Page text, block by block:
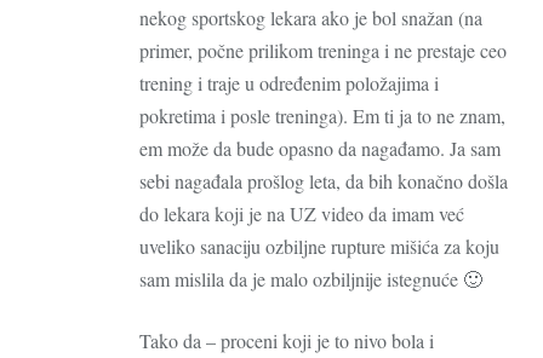
nekog sportskog lekara ako je bol snažan (na
primer, počne prilikom treninga i ne prestaje ceo
trening i traje u određenim položajima i
pokretima i posle treninga). Em ti ja to ne znam,
em može da bude opasno da nagađamo. Ja sam
sebi nagađala prošlog leta, da bih konačno došla
do lekara koji je na UZ video da imam već
uveliko sanaciju ozbiljne rupture mišića za koju
sam mislila da je malo ozbiljnije istegnuće 🙂
Tako da – proceni koji je to nivo bola i